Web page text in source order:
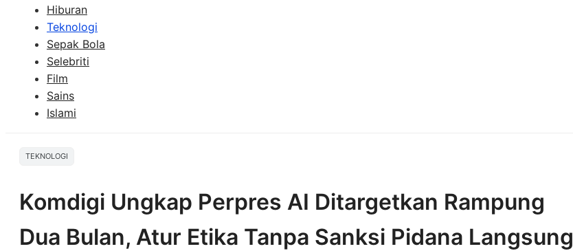
Hiburan
Teknologi
Sepak Bola
Selebriti
Film
Sains
Islami
TEKNOLOGI
Komdigi Ungkap Perpres AI Ditargetkan Rampung
Dua Bulan, Atur Etika Tanpa Sanksi Pidana Langsung